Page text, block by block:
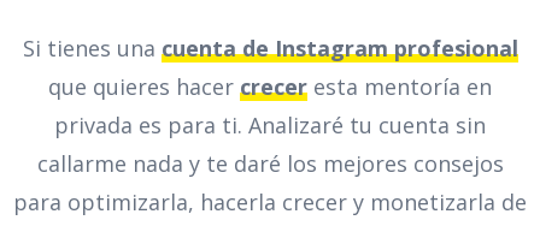
Si tienes una cuenta de Instagram profesional
que quieres hacer crecer esta mentoría en
privada es para ti. Analizaré tu cuenta sin
callarme nada y te daré los mejores consejos
para optimizarla, hacerla crecer y monetizarla de